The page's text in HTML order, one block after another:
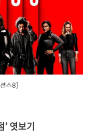
스8]
’ 엿보기